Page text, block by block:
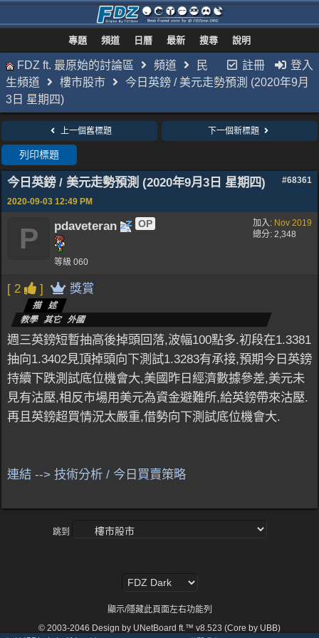
專題 頻道 日曆 最新 搜尋 說明
註冊 登入
FDZ ft. 最原始的討論區 頻道
民
生頻道
樓市股市
今日英鎊 / 美元走勢預測 (2020年9月
3日 星期四)
上一個舊標題 下一個新標題
列印標題
今日英鎊 / 美元走勢預測 (2020年9月3日 星期四) #68361
2020-09-03 12:49 PM
加入: Nov 2019
總分: 2,348
P pdaveteran OP
等級 060
[ 2 ] 獎賞
描述
教學 其它 外國
週三英鎊短暫抽高後掉頭回落,波幅100點多.初段在1.3381
抽向1.3402見頂掉頭向下測試1.3283有承接,預期今日英鎊
持續下跌測試底位機會大,美國昨日經濟數據參差,美元未
見有沽壓,相反市場用美元為資金避難所,給英鎊帶來沽壓.
再且英鎊超買情況太嚴重,借勢向下測試底位機會大.
連結 --> 技術分析 / 今日買賣策略
跳到
顯示/隱藏此頁面左右功能列
© 2003-2046 Design by UNetBoard ft.™ v8.523 (Core by UBB)